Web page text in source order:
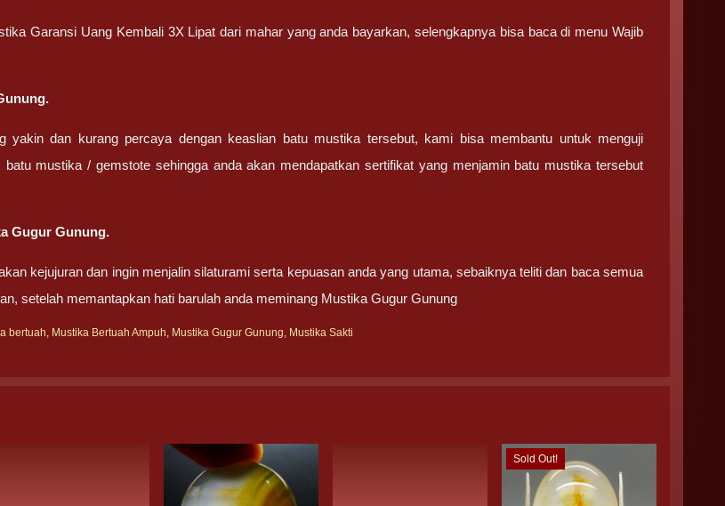
Garansi Uang Kembali 3X Lipat dari mahar yang anda bayarkan, selengkapnya bisa baca di menu Wajib
yakin dan kurang percaya dengan keaslian batu mustika tersebut, kami bisa membantu untuk menguji
batu mustika / gemstote sehingga anda akan mendapatkan sertifikat yang menjamin batu mustika tersebut
Gugur Gunung.
kejujuran dan ingin menjalin silaturami serta kepuasan anda yang utama, sebaiknya teliti dan baca semua
setelah memantapkan hati barulah anda meminang Mustika Gugur Gunung
bertuah, Mustika Bertuah Ampuh, Mustika Gugur Gunung, Mustika Sakti
Sold Out!